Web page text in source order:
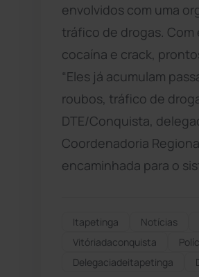
envolvidos com uma
tráfico de drogas.
cocaína e crack,
“Eles já acumulam
roubos, tráfico de
DTE/Conquista,
Coordenadoria
encaminhada para o
Itapetinga Notícias
Vitóriadaconquista
Delegaciadeitapetinga